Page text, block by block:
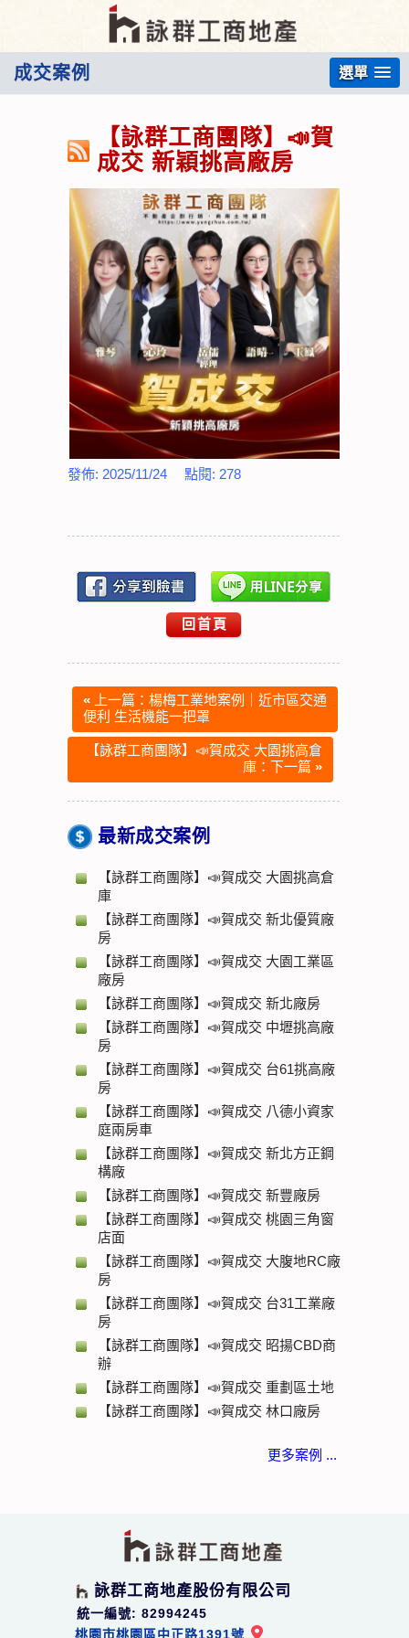
成交案例 選單
【詠群工商團隊】📣賀
成交 新穎挑高廠房
發佈: 2025/11/24 點閱: 278
回首頁
« 上一篇：楊梅工業地案例｜近市區交通
便利 生活機能一把罩
【詠群工商團隊】📣賀成交 大園挑高倉
庫：下一篇 »
最新成交案例
【詠群工商團隊】📣賀成交 大園挑高倉
庫
【詠群工商團隊】📣賀成交 新北優質廠
房
【詠群工商團隊】📣賀成交 大園工業區
廠房
【詠群工商團隊】📣賀成交 新北廠房
【詠群工商團隊】📣賀成交 中壢挑高廠
房
【詠群工商團隊】📣賀成交 台61挑高廠
房
【詠群工商團隊】📣賀成交 八德小資家
庭兩房車
【詠群工商團隊】📣賀成交 新北方正鋼
構廠
【詠群工商團隊】📣賀成交 新豐廠房
【詠群工商團隊】📣賀成交 桃園三角窗
店面
【詠群工商團隊】📣賀成交 大腹地RC廠
房
【詠群工商團隊】📣賀成交 台31工業廠
房
【詠群工商團隊】📣賀成交 昭揚CBD商
辦
【詠群工商團隊】📣賀成交 重劃區土地
【詠群工商團隊】📣賀成交 林口廠房
更多案例 ...
詠群工商地產股份有限公司
統一編號: 82994245
桃園市桃園區中正路1391號